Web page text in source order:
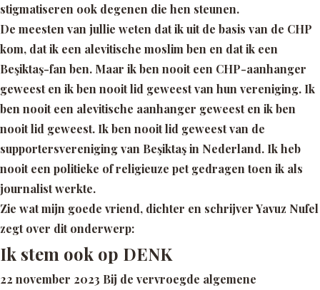
stigmatiseren ook degenen die hen steunen.
De meesten van jullie weten dat ik uit de basis van de CHP
kom, dat ik een alevitische moslim ben en dat ik een
Beşiktaş-fan ben. Maar ik ben nooit een CHP-aanhanger
geweest en ik ben nooit lid geweest van hun vereniging. Ik
ben nooit een alevitische aanhanger geweest en ik ben
nooit lid geweest. Ik ben nooit lid geweest van de
supportersvereniging van Beşiktaş in Nederland. Ik heb
nooit een politieke of religieuze pet gedragen toen ik als
journalist werkte.
Zie wat mijn goede vriend, dichter en schrijver Yavuz Nufel
zegt over dit onderwerp:
Ik stem ook op DENK
22 november 2023 Bij de vervroegde algemene